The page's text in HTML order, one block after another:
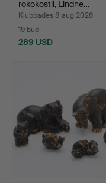
rokokostil, Lindne…
Klubbades 8 aug 2026
19 bud
289 USD